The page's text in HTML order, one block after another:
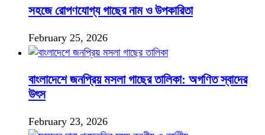
সহজে রোপণযোগ্য গাছের নাম ও উপকারিতা
February 25, 2026
বাংলাদেশে জনপ্রিয় মসলা গাছের তালিকা: অগণিত স্বাদের
উৎস
February 23, 2026